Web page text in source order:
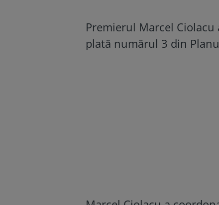
Premierul Marcel Ciolacu
plată numărul 3 din